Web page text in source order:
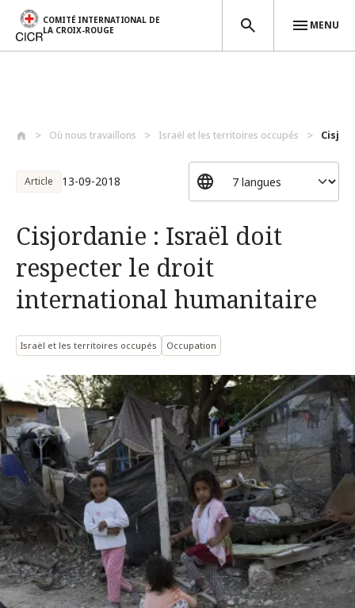
COMITÉ INTERNATIONAL DE
LA CROIX-ROUGE
MENU
Où nous travaillons Israël et les territoires occupés
Article 13-09-2018
Cisjordanie : Israël doit
respecter le droit
international humanitaire
Israël et les territoires occupés Occupation